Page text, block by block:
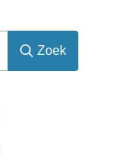
Zoek